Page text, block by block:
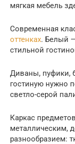
мягкая мебель
Современная
оттенках. Белый
стильной
Диваны, пуфики,
гостиную нужно
светло-серой
Каркас
металлическим,
разнообразием: